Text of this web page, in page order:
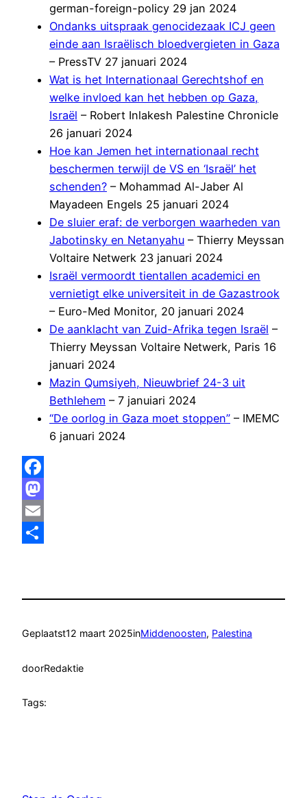
german-foreign-policy 29 jan 2024
Ondanks uitspraak genocidezaak ICJ geen
einde aan Israëlisch bloedvergieten in Gaza
– PressTV 27 januari 2024
Wat is het Internationaal Gerechtshof en
welke invloed kan het hebben op Gaza,
Israël – Robert Inlakesh Palestine Chronicle
26 januari 2024
Hoe kan Jemen het internationaal recht
beschermen terwijl de VS en ‘Israël’ het
schenden? – Mohammad Al-Jaber Al
Mayadeen Engels 25 januari 2024
De sluier eraf: de verborgen waarheden van
Jabotinsky en Netanyahu – Thierry Meyssan
Voltaire Netwerk 23 januari 2024
Israël vermoordt tientallen academici en
vernietigt elke universiteit in de Gazastrook
– Euro-Med Monitor, 20 januari 2024
De aanklacht van Zuid-Afrika tegen Israël –
Thierry Meyssan Voltaire Netwerk, Paris 16
januari 2024
Mazin Qumsiyeh, Nieuwbrief 24-3 uit
Bethlehem – 7 januiari 2024
“De oorlog in Gaza moet stoppen” – IMEMC
6 januari 2024
Facebook
Mastodon
Email
Geplaatst12 maart 2025inMiddenoosten, Palestina
doorRedaktie
Tags: